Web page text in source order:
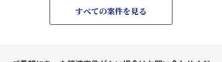
すべての案件を見る